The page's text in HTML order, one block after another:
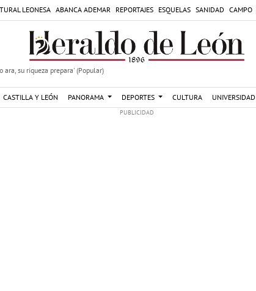
LEONESA ABANCA ADEMAR REPORTAJES ESQUELAS SANIDAD CAMPO
ara, su riqueza prepara' (Popular)
CASTILLA Y LEÓN PANORAMA DEPORTES CULTURA UNIVERSIDAD